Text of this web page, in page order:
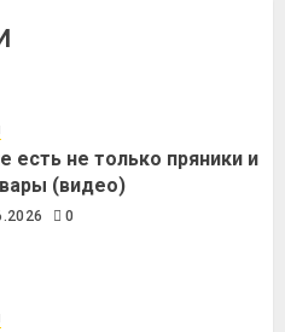
есть не только пряники и
(видео)
0